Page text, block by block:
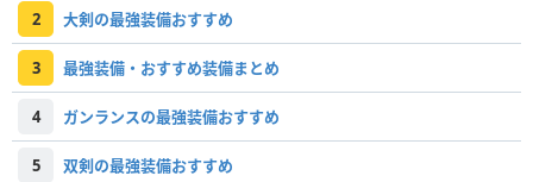
2 大剣の最強装備おすすめ
3 最強装備・おすすめ装備まとめ
4 ガンランスの最強装備おすすめ
5 双剣の最強装備おすすめ